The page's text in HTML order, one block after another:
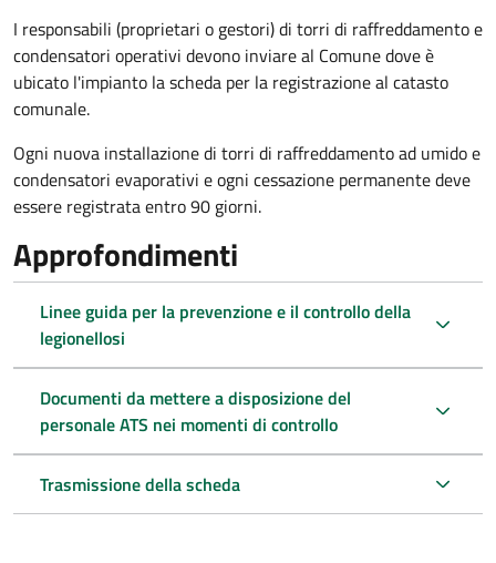
I responsabili (proprietari o gestori) di torri di raffreddamento e
condensatori operativi devono inviare al Comune dove è
ubicato l'impianto la scheda per la registrazione al catasto
comunale.
Ogni nuova installazione di torri di raffreddamento ad umido e
condensatori evaporativi e ogni cessazione permanente deve
essere registrata entro 90 giorni.
Approfondimenti
Linee guida per la prevenzione e il controllo della
legionellosi
Documenti da mettere a disposizione del
personale ATS nei momenti di controllo
Trasmissione della scheda